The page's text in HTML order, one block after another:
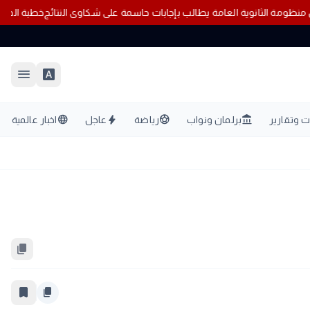
عن منظومة الثانوية العامة يطالب بإجابات حاسمة على شكاوى
font_download
menu
وتقارير account_balanceبرلمان ونواب sports_soccerرياضة bolt عاجل languageاخبار عالمية
content_copy
content_copy
bookmark_border